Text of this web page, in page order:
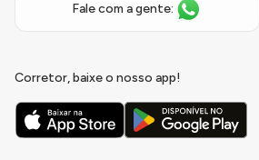
Fale com a gente:
Corretor, baixe o nosso app!